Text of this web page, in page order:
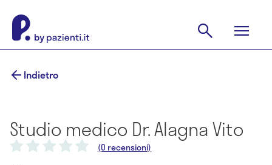
Indietro
Studio medico Dr. Alagna Vito
(0 recensioni)